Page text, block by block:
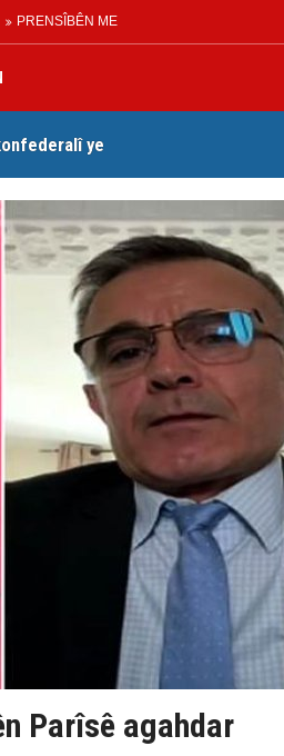
PRENSÎBÊN ME
ye
Parîsê agahdar